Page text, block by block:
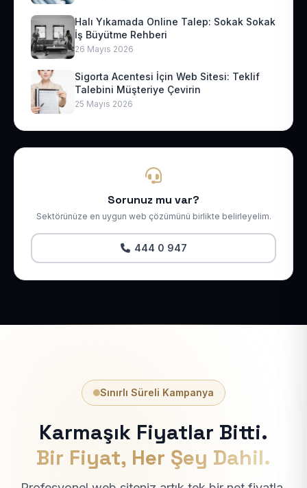
Halı Yıkamada Online Talep: Sokak Sokak
İş Büyütme Rehberi
26 Mayıs 2026
Sigorta Acentesi İçin Web Sitesi: Teklif
Talebini Müşteriye Çevirin
25 Mayıs 2026
Sorunuz mu var?
Sektörünüze en uygun web çözümünü birlikte belirleyelim.
444 0 947
Sınırlı Süreli Kampanya
Karmaşık Fiyatlar Bitti.
Bir Fiyat, Her Şey Dahil.